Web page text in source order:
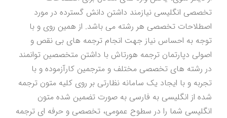
تخصصی انگلیسی نیازمند داشتن دانش گسترده در مورد
اصطلاحات تخصصی هر رشته می باشد. از همین روی و با
توجه به احساس نیاز جهت انجام ترجمه های بی نقص و
اصولی دپارتمان ترجمه هورتاش با داشتن متخصصین توانمند
در رشته های تخصصی مختلف و مترجمین کارآزموده و با
تجربه و با ایجاد یک سامانه نظارتی بر روی کلیه متون ترجمه
شده از انگلیسی به فارسی به صورت تضمین شده متون
انگلیسی شما را در سطوح عمومی، تخصصی و حرفه ای ترجمه